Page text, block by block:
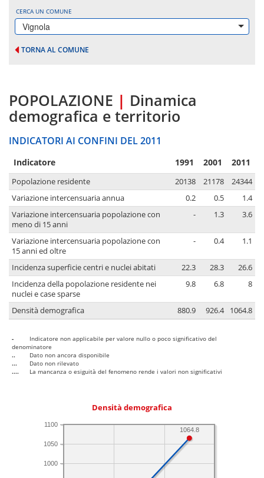
CERCA UN COMUNE
Vignola
TORNA AL COMUNE
POPOLAZIONE | Dinamica
demografica e territorio
INDICATORI AI CONFINI DEL 2011
Indicatore 1991 2001 2011
Popolazione residente 20138 21178
24344
Variazione intercensuaria annua
0.2 0.5
1.4
Variazione intercensuaria popolazione con
meno di 15 anni
- 1.3 3.6
Variazione intercensuaria popolazione con
15 anni ed oltre
- 0.4 1.1
Incidenza superficie centri e nuclei abitati 22.3 28.3
26.6
Incidenza della popolazione residente nei
nuclei e case sparse
9.8 6.8 8
Densità demografica 880.9 926.4 1064.8
-
Indicatore non applicabile per valore nullo o poco significativo del
denominatore
..
Dato non ancora disponibile
...
Dato non rilevato
....
La mancanza o esiguità del fenomeno rende i valori non significativi
Densità demografica
1000
1050
1100
1064.8